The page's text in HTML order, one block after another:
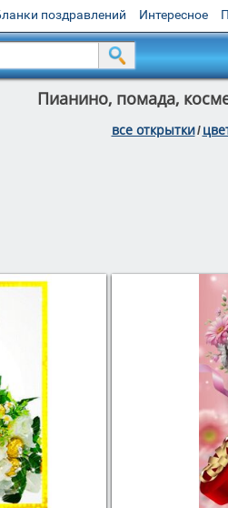
поздравлений Интересное
Пианино, помада,
все открытки/